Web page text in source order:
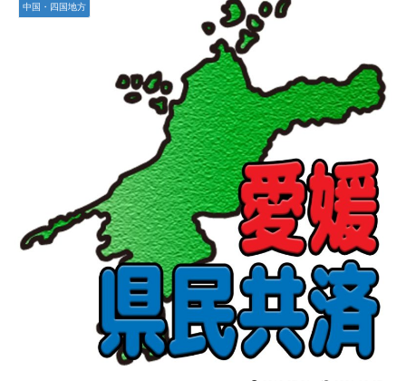
中国・四国地方